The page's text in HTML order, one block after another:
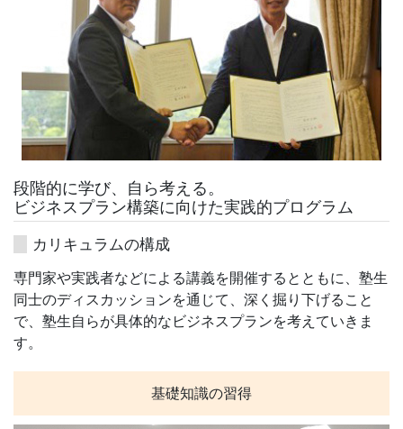
段階的に学び、自ら考える。
ビジネスプラン構築に向けた実践的プログラム
カリキュラムの構成
専門家や実践者などによる講義を開催するとともに、塾生
同士のディスカッションを通じて、深く掘り下げること
で、塾生自らが具体的なビジネスプランを考えていきま
す。
基礎知識の習得